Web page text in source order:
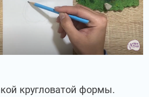
кругловатой формы.